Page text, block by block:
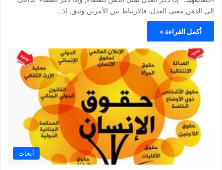
إلى الذهن معنى العدل. فالارتباط بين الأمرين وثيق, إذ…
أكمل القراءة »
أبحاث